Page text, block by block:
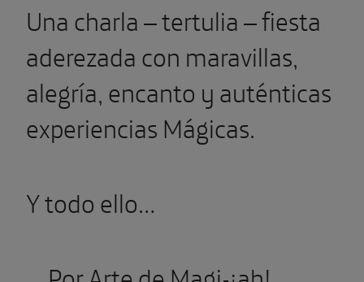
Una charla – tertulia – fiesta
aderezada con maravillas,
alegría, encanto y auténticas
experiencias Mágicas.
Y todo ello…